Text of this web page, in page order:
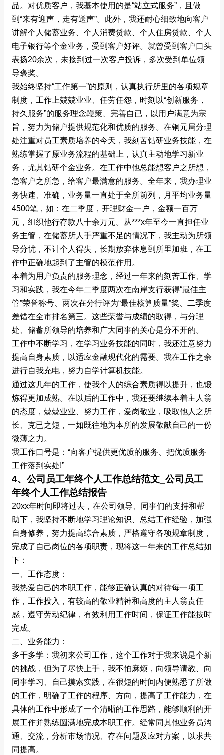
品。对优质客户，我基本使用的是“站立式服务”，且做
到“来有迎声，走有送声”。此外，我还耐心细致地向客户
讲解个人储蓄业务、个人消费贷款、个人住房贷款、个人
电子银行等个金业务，受到客户好评。就曾受到客户口头
表扬20余次，未接到过一次客户投诉，多次受到单位领
导褒奖。
我始终坚持“工作第一”的原则，认真执行所里的各项规章
制度，工作上兢兢业业、任劳任怨，时刻以“创新服务，
持久服务”的服务理念鞭策、完善自已，以用户满意为宗
旨，努力为储户提供规范化和优质的服务。在铜元局分理
处注重对员工素质培养的今天，我刻苦钻研业务技能，在
熟练掌握了原业务流程的基础上，认真主动地学习新业
务，尤其钻研个金业务。在工作中他总能想客户之所想，
急客户之所急，给客户最满意的服务。全年来，我办理业
务快速、准确，业务量一直处于全所前列，月平均业务量
4500笔，如：在二季度，开理财金一户，金额一百万
元，组织他行存款八十余万元。从***x年至今一直担任业
务主管，在储蓄所人手严重不足的情况下，我主动为所领
导分忧，不计个人得失，长期放弃休息到所里加班，在工
作中正确地起到了主管的模范作用。
本着为用户负责的服务理念，经过一年来的刻苦工作、学
习和实践，我在今年二季度两次在南岸支行获得“最佳主
管”荣誉称号、两次在分行评为“最佳核算质量”奖、二季度
差错在全市排名第三。这些荣誉与成绩的取得，与分理
处、储蓄所领导的培养和广大同事的关心是分不开的。
工作中不断学习，在学习业务技能的同时，我还注意努力
提高自身素质，以适应金融现代化的需要。我在工作之余
进行自我充电，努力自学计算机技能。
通过这几年的工作，使我个人的综合素质得以提升，也锻
炼得更加成熟。在以后的工作中，我还要继续本着主人翁
的态度，兢兢业业、努力工作，爱岗敬业，吸取他人之所
长、克已之短，一如既往地为本所的发展敬献自己的一份
微薄之力。
我工作口号是：“向客户提供更优质的服务、把优质服务
工作落到实处!”
4、公司员工年终个人工作总结范文_公司员工
年终个人工作总结报告
20xx年时间即将过去，在公司领导、同事们的支持和帮
助下，我坚持不断地学习理论知识、总结工作经验，加强
自身修养，努力提高综合素质，严格遵守各项规章制度，
完成了自己岗位的各项职责，现将这一年来的工作总结如
下：
一、工作态度：
我热爱自己的本职工作，能够正确认真的对待每一项工
作，工作投入，有较高的敬业精神和高度的主人翁责任
感，遵守劳动纪律，有效利用工作时间，保证工作能按时
完成。
二、业务能力：
多干多学：我初来公司工作，这个工作对于我来说是个新
的挑战，但为了尽快上手，我不怕麻烦，向领导请教、向
同事学习、自己摸索实践，在很短的时间内便熟悉了所做
的工作，明确了工作的程序、方向，提高了工作能力，在
具体的工作中形成了一个清晰的工作思路，能够顺利的开
展工作并熟练圆满地完成本职工作。经常同其他业务员沟
通、交流，分析市场情况、存在问题及应对方案，以求共
同提高。